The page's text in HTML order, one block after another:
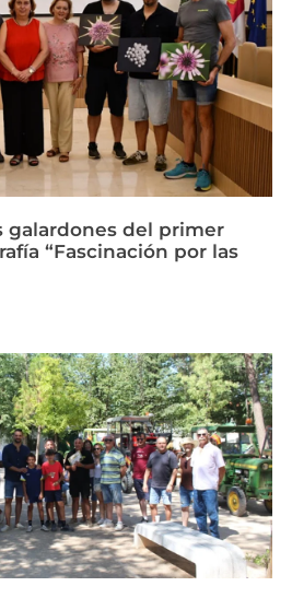
galardones del primer
“Fascinación por las